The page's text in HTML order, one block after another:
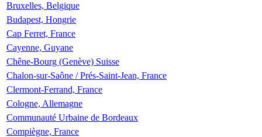
Bruxelles, Belgique
Budapest, Hongrie
Cap Ferret, France
Cayenne, Guyane
Chêne-Bourg (Genève) Suisse
Chalon-sur-Saône / Prés-Saint-Jean, France
Clermont-Ferrand, France
Cologne, Allemagne
Communauté Urbaine de Bordeaux
Compiègne, France